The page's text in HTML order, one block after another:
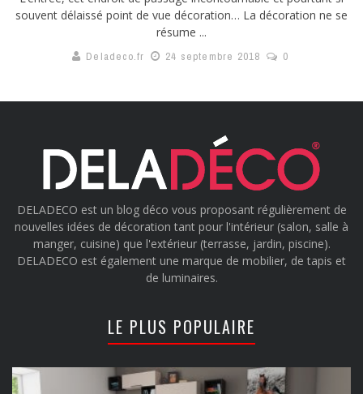
souvent délaissé point de vue décoration… La décoration ne se
résume ...
Deladeco.fr 24 septembre 2018 0
DELADECO est un blog déco vous proposant régulièrement de
nouvelles idées de décoration tant pour l'intérieur (salon, salle à
manger, cuisine) que l'extérieur (terrasse, jardin, piscine).
DELADECO est également une marque de mobilier, de tapis et
de luminaires.
LE PLUS POPULAIRE